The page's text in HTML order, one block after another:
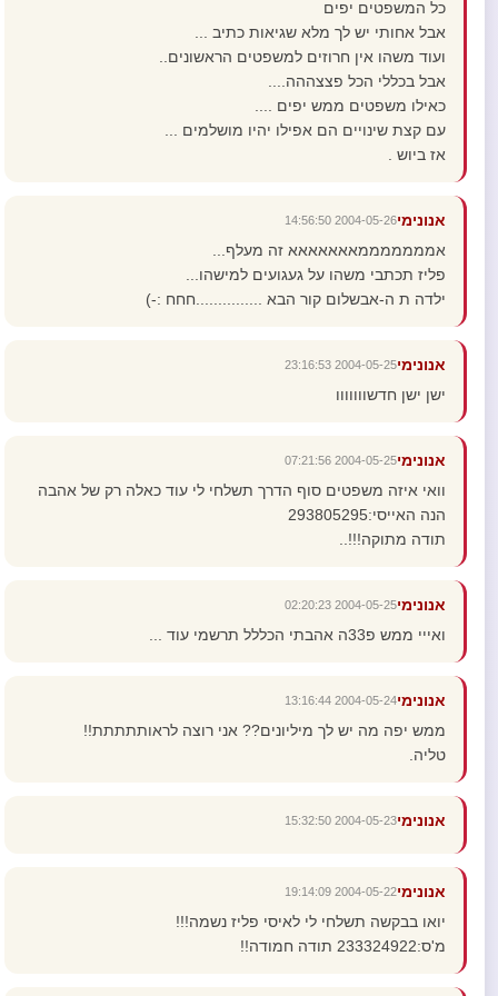
כל המשפטים יפים
אבל אחותי יש לך מלא שגיאות כתיב ...
ועוד משהו אין חרוזים למשפטים הראשונים..
אבל בכללי הכל פצצההה....
כאילו משפטים ממש יפים ....
עם קצת שינויים הם אפילו יהיו מושלמים ...
אז ביוש .
אנונימי2004-05-26 14:56:50
אמממממממאאאאאאא זה מעלף...
פליז תכתבי משהו על געגועים למישהו...
ילדה ת ה-אבשלום קור הבא ...............חחח :-)
אנונימי2004-05-25 23:16:53
ישן ישן חדשווווווו
אנונימי2004-05-25 07:21:56
וואי איזה משפטים סוף הדרך תשלחי לי עוד כאלה רק של אהבה
הנה האייסי:293805295
תודה מתוקה!!!..
אנונימי2004-05-25 02:20:23
ואייי ממש פ33ה אהבתי הכללל תרשמי עוד ...
אנונימי2004-05-24 13:16:44
ממש יפה מה יש לך מיליונים?? אני רוצה לראותתתתת!!
טליה.
אנונימי2004-05-23 15:32:50
אנונימי2004-05-22 19:14:09
יואו בבקשה תשלחי לי לאיסי פליז נשמה!!!
מ'ס:233324922 תודה חמודה!!